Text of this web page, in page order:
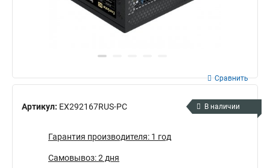
Артикул: EX292167RUS-PC
Сравнить
В наличии
Гарантия производителя: 1 год
Самовывоз: 2 дня